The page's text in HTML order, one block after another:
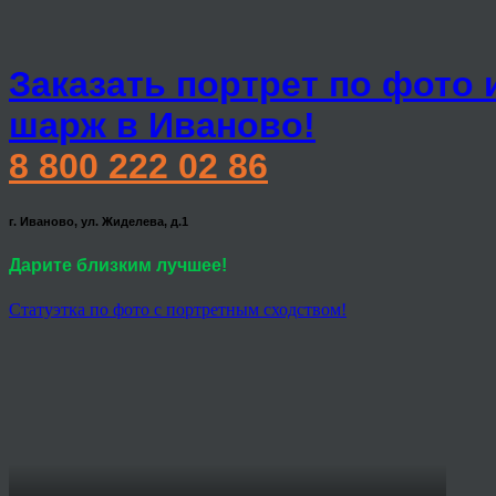
Заказать портрет по фото
шарж в Иваново!
8 800 222 02 86
г. Иваново, ул. Жиделева, д.1
Дарите близким лучшее!
Статуэтка по фото с портретным сходством!